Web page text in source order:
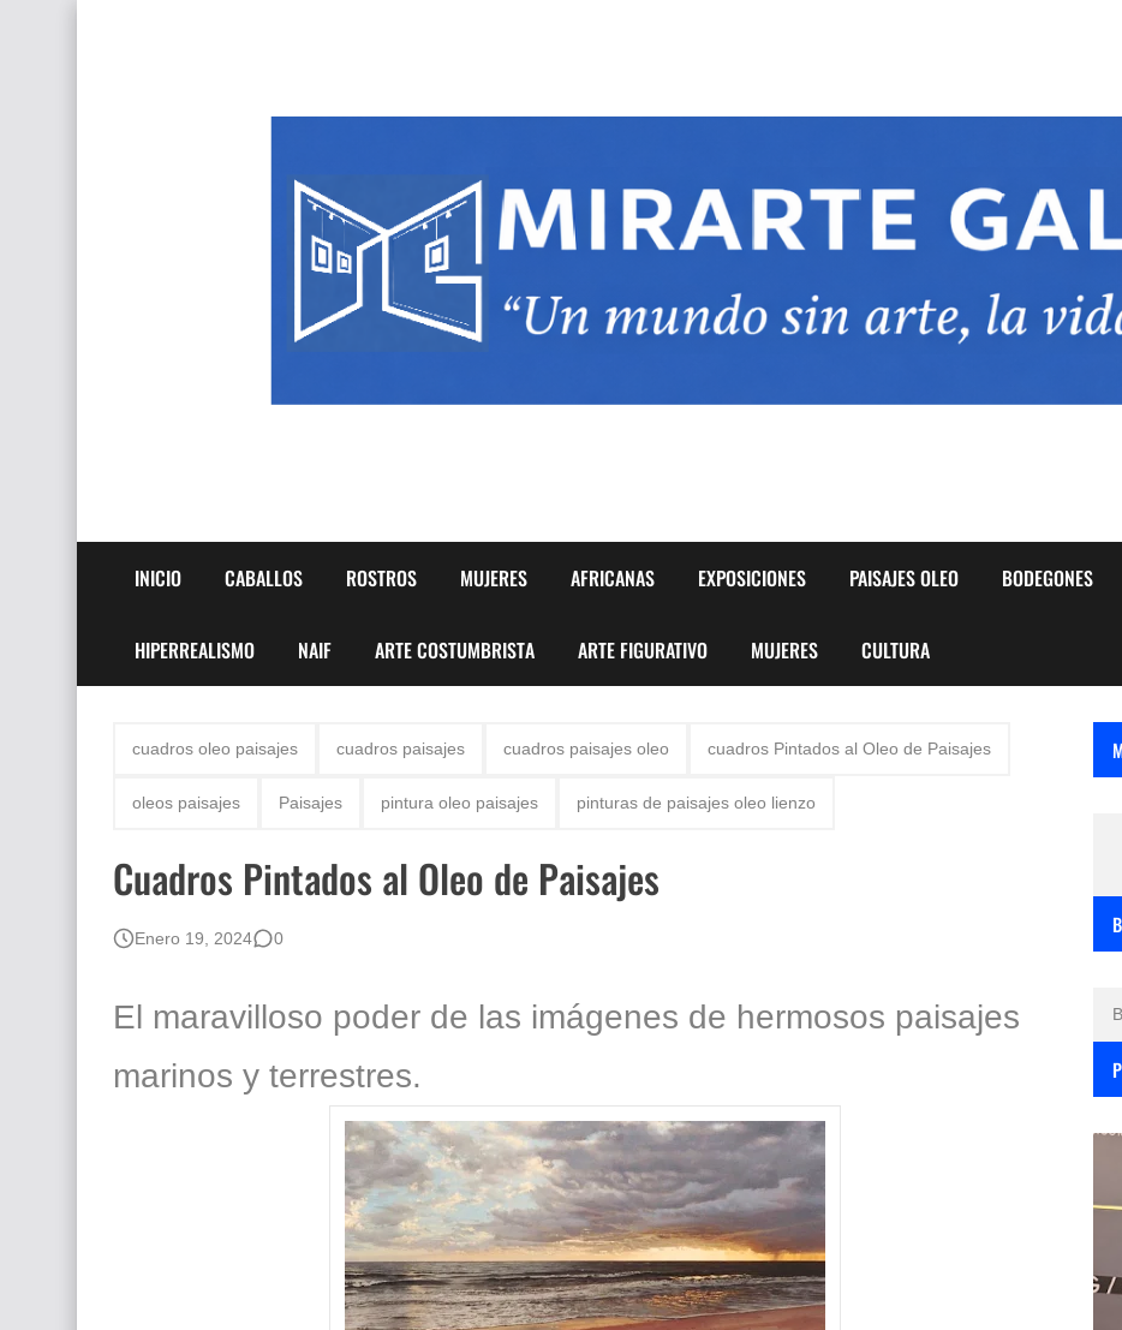
INICIO CABALLOS ROSTROS MUJERES AFRICANAS EXPOSICIONES PAISAJES OLEO BODEGONES
HIPERREALISMO NAIF ARTE COSTUMBRISTA ARTE FIGURATIVO MUJERES CULTURA
cuadros oleo paisajes cuadros paisajes cuadros paisajes oleo cuadros Pintados al Oleo de Paisajes
oleos paisajes Paisajes pintura oleo paisajes pinturas de paisajes oleo lienzo
Cuadros Pintados al Oleo de Paisajes
Enero 19, 2024 0
El maravilloso poder de las imágenes de hermosos paisajes
marinos y terrestres.